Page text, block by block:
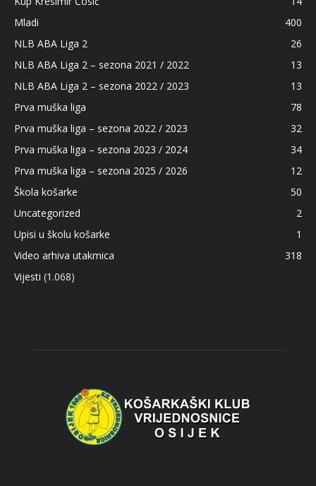
Mladi
400
NLB ABA Liga 2
26
NLB ABA Liga 2 – sezona 2021 / 2022
13
NLB ABA Liga 2 – sezona 2022 / 2023
13
Prva muška liga
78
Prva muška liga – sezona 2022 / 2023
32
Prva muška liga – sezona 2023 / 2024
34
Prva muška liga – sezona 2025 / 2026
12
Škola košarke
50
Uncategorized
2
Upisi u školu košarke
1
Video arhiva utakmica
318
Vijesti (1.068)